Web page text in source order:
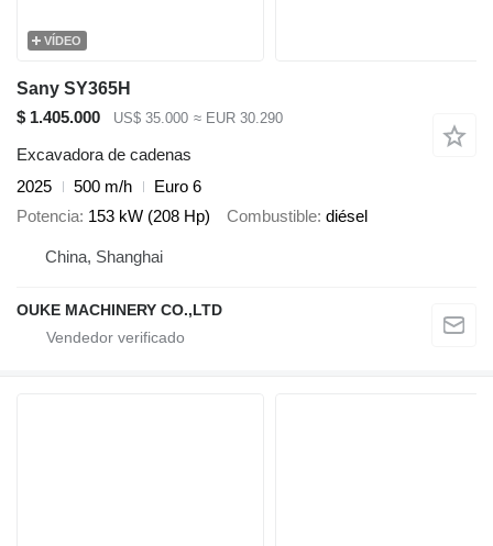
VÍDEO
Sany SY365H
$ 1.405.000
US$ 35.000 ≈ EUR 30.290
Excavadora de cadenas
2025
500 m/h
Euro 6
Potencia 153 kW (208 Hp) Combustible diésel
China, Shanghai
OUKE MACHINERY CO.,LTD